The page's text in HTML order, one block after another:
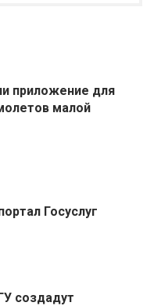
приложение для
малой
Госуслуг
создадут